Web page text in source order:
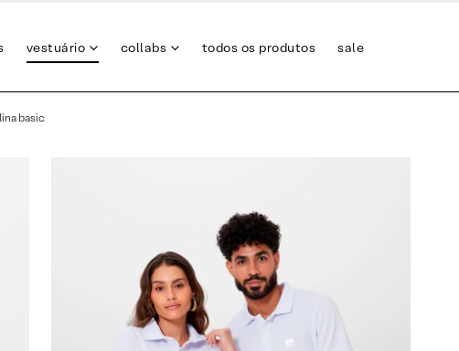
vestuário collabs todos os produtos sale
basic